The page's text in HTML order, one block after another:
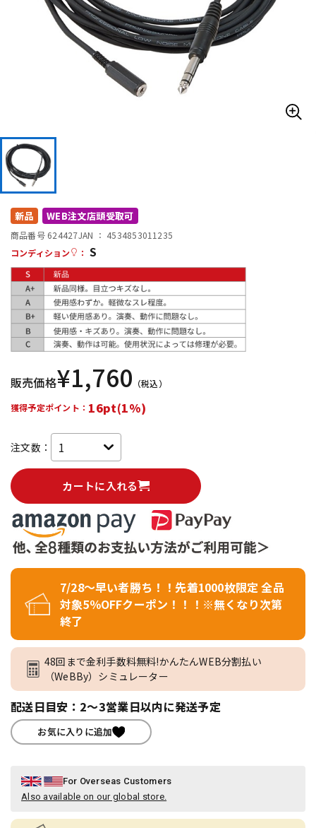
管楽器 その他楽器
配信/ライブ機器
中古
新品 WEB注文店頭受取可
商品番号 624427JAN ： 4534853011235
コンディション
： S
販売価格¥1,760 （税込）
獲得予定ポイント： 16pt(1%)
注文数：
カートに入れる
7/28～早い者勝ち！！先着1000枚限定 全品
対象5％OFFクーポン！！！※無くなり次第
終了
48回まで金利手数料無料!かんたんWEB分割払い
（WeBBy）シミュレーター
配送日目安：2～3営業日以内に発送予定
お気に入りに追加
For Overseas Customers
Also available on our global store.